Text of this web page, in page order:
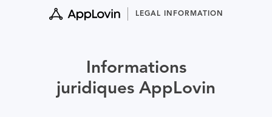
LEGAL INFORMATION
Informations
juridiques AppLovin